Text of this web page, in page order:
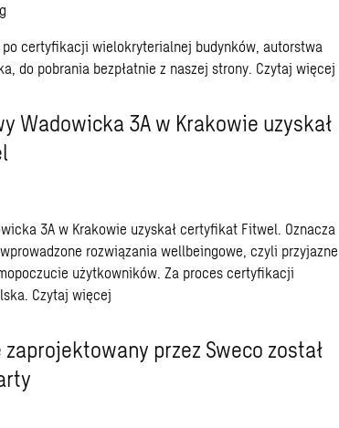
po certyfikacji wielokryterialnej budynków, autorstwa
do pobrania bezpłatnie z naszej strony. Czytaj więcej
Wadowicka 3A w Krakowie uzyskał
3A w Krakowie uzyskał certyfikat Fitwel. Oznacza
rozwiązania wellbeingowe, czyli przyjazne
użytkowników. Za proces certyfikacji
Czytaj więcej
przez Sweco został